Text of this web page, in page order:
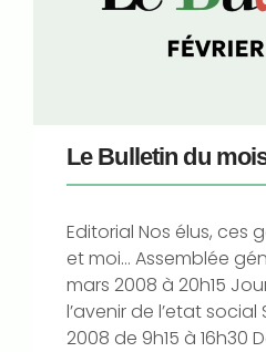
Le Bulletin du
Editorial Nos élus, ces
et moi… Assemblée
mars 2008 à 20h15
l’avenir de l’etat social
2008 de 9h15 à 16h30